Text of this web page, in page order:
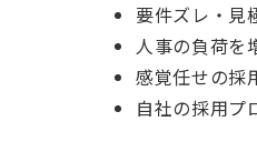
要件ズレ・見
人事の負荷を
感覚任せの採
自社の採用プ